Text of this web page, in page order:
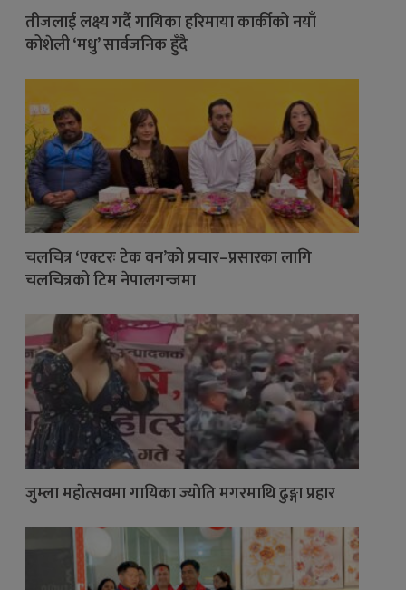
तीजलाई लक्ष्य गर्दै गायिका हरिमाया कार्कीको नयाँ
कोशेली ‘मधु’ सार्वजनिक हुँदै
चलचित्र ‘एक्टरः टेक वन’को प्रचार–प्रसारका लागि
चलचित्रको टिम नेपालगन्जमा
जुम्ला महाेत्सवमा गायिका ज्याेति मगरमाथि ढुङ्गा प्रहार